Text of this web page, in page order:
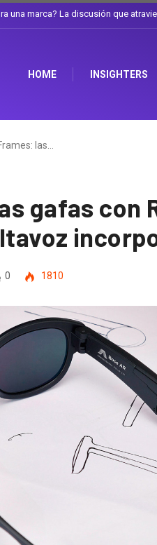
cambiarse el sombrero en
HOME INSIGHTERS
las…
gafas con
0 1810